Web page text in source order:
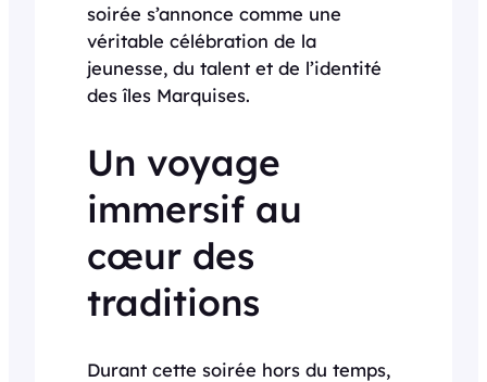
soirée s’annonce comme une
véritable célébration de la
jeunesse, du talent et de l’identité
des îles Marquises.
Un voyage
immersif au
cœur des
traditions
Durant cette soirée hors du temps,